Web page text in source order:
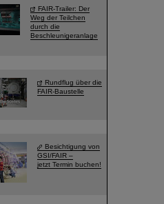
FAIR-Trailer: Der
Weg der Teilchen
durch die
Beschleunigeranlage
Rundflug über die
FAIR-Baustelle
Besichtigung von
GSI/FAIR –
jetzt Termin buchen!